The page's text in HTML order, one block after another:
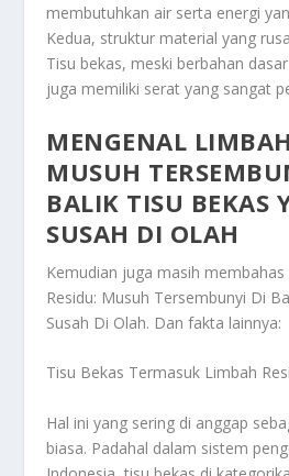
membutuhkan air serta energi
Kedua, struktur material yang
Tisu bekas, meski berbahan
juga memiliki serat yang sangat
MENGENAL
MUSUH
BALIK TISU BEKAS
SUSAH DI OLAH
Kemudian juga masih membahas
Residu: Musuh Tersembunyi Di
Susah Di Olah. Dan fakta lainnya:
Tisu Bekas Termasuk Limbah
Hal ini yang sering di anggap
biasa. Padahal dalam sistem